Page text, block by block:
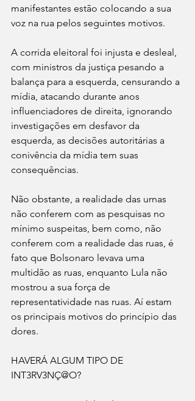
manifestantes estão colocando a sua
voz na rua pelos seguintes motivos.
A corrida eleitoral foi injusta e desleal,
com ministros da justiça pesando a
balança para a esquerda, censurando a
mídia, atacando durante anos
influenciadores de direita, ignorando
investigações em desfavor da
esquerda, as decisões autoritárias a
conivência da mídia tem suas
consequências.
Não obstante, a realidade das urnas
não conferem com as pesquisas no
mínimo suspeitas, bem como, não
conferem com a realidade das ruas, é
fato que Bolsonaro levava uma
multidão as ruas, enquanto Lula não
mostrou a sua força de
representatividade nas ruas. Aí estam
os principais motivos do princípio das
dores.
HAVERÁ ALGUM TIPO DE
INT3RV3NÇ@O?